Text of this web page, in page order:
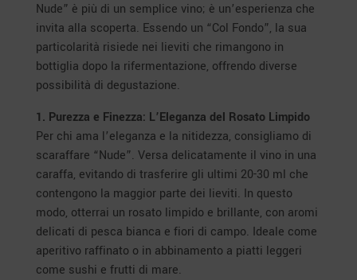
Nude” è più di un semplice vino; è un’esperienza che
invita alla scoperta. Essendo un “Col Fondo”, la sua
particolarità risiede nei lieviti che rimangono in
bottiglia dopo la rifermentazione, offrendo diverse
possibilità di degustazione.
1. Purezza e Finezza: L’Eleganza del Rosato Limpido
Per chi ama l’eleganza e la nitidezza, consigliamo di
scaraffare “Nude”. Versa delicatamente il vino in una
caraffa, evitando di trasferire gli ultimi 20-30 ml che
contengono la maggior parte dei lieviti. In questo
modo, otterrai un rosato limpido e brillante, con aromi
delicati di pesca bianca e fiori di campo. Ideale come
aperitivo raffinato o in abbinamento a piatti leggeri
come sushi e frutti di mare.